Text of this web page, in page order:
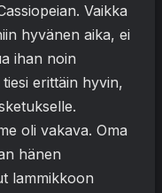
Vaikka
hyvänen aika, ei
ihan noin
tiesi erittäin hyvin,
oli vakava. Oma
hänen
lammikkoon